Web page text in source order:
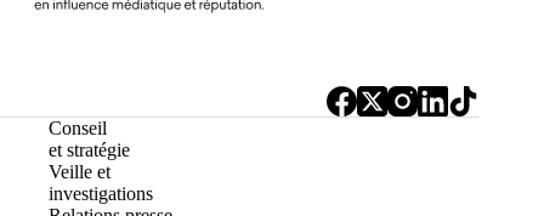
Conseil
et stratégie
Veille et
investigations